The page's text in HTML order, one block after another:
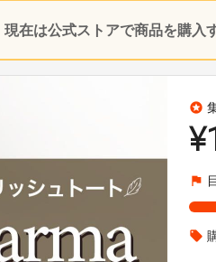
在は公式ストアで商品を購入
stars
flag
local_offer